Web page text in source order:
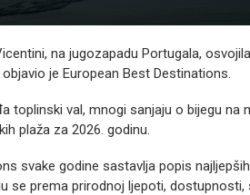
na jugozapadu Portugala,
je European Best Destinations.
toplinski val, mnogi sanjaju o bijegu na
plaža za 2026. godinu.
svake godine sastavlja popis
se prema prirodnoj ljepoti,